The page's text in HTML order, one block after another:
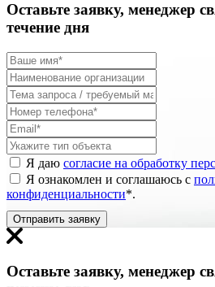
Оставьте заявку, менеджер
течение дня
Я даю согласие на обработку
Я ознакомлен и соглашаюсь с
конфиденциальности*.
Отправить заявку
Оставьте заявку, менеджер